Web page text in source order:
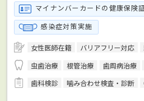
マイナンバーカードの健康保険
感染症対策実施
女性医師在籍 バリアフリー対応
虫歯治療
根管治療 歯周病治療
歯科検診
噛み合わせ検査・診断